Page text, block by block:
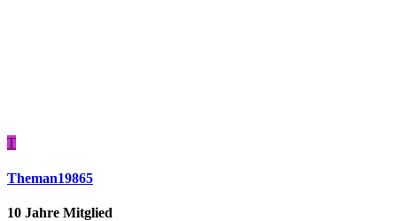
T
Theman19865
10 Jahre Mitglied